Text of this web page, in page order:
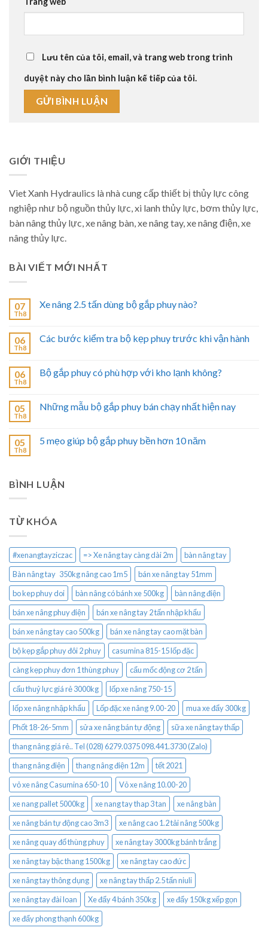
Lưu tên của tôi, email, và trang web trong trình
duyệt này cho lần bình luận kế tiếp của tôi.
GIỚI THIỆU
Viet Xanh Hydraulics là nhà cung cấp thiết bị thủy lực công
nghiệp như bộ nguồn thủy lực, xi lanh thủy lực, bơm thủy lực,
bàn nâng thủy lực, xe nâng bàn, xe nâng tay, xe nâng điện, xe
nâng thủy lực.
BÀI VIẾT MỚI NHẤT
07
Th8
Xe nâng 2.5 tấn dùng bộ gắp phuy nào?
06
Th8
Các bước kiểm tra bộ kẹp phuy trước khi vận hành
06
Th8
Bộ gắp phuy có phù hợp với kho lạnh không?
05
Th8
Những mẫu bộ gắp phuy bán chạy nhất hiện nay
05
Th8
5 mẹo giúp bộ gắp phuy bền hơn 10 năm
BÌNH LUẬN
TỪ KHÓA
#xenangtayziczac => Xe nâng tay càng dài 2m
bàn nâng tay
Bàn nâng tay 350kg nâng cao 1m5
bán xe nâng tay 51mm
bo kep phuy doi
bàn nâng có bánh xe 500kg
bàn nâng điện
bán xe nâng phuy điện
bán xe nâng tay 2 tấn nhập khẩu
bán xe nâng tay cao 500kg
bán xe nâng tay cao mặt bàn
bộ kẹp gắp phuy đôi 2 phuy
casumina 815-15 lốp đặc
càng kẹp phuy đơn 1 thùng phuy
cẩu mốc động cơ 2 tấn
cẩu thuỷ lực giá rẻ 3000kg
lốp xe nâng 750-15
lốp xe nâng nhập khẩu
Lốp đặc xe nâng 9.00-20
mua xe đẩy 300kg
Phốt 18-26-5mm
sửa xe nâng bán tự động
sữa xe nâng tay thấp
thang nâng giá rẻ.. Tel (028) 6279.0375 098.441.3730 (Zalo)
thang nâng điện
thang nâng điện 12m
tết 2021
vỏ xe nâng Casumina 650-10
Vỏ xe nâng 10.00-20
xe nang pallet 5000kg
xe nang tay thap 3 tan
xe nâng bàn
xe nâng bán tự động cao 3m3
xe nâng cao 1.2 tải nâng 500kg
xe nâng quay đổ thùng phuy
xe nâng tay 3000kg bánh trắng
xe nâng tay bậc thang 1500kg
xe nâng tay cao đức
xe nâng tay thông dụng
xe nâng tay thấp 2.5 tấn niuli
xe nâng tay đài loan
Xe đẩy 4 bánh 350kg
xe đẩy 150kg xếp gọn
xe đẩy phong thạnh 600kg